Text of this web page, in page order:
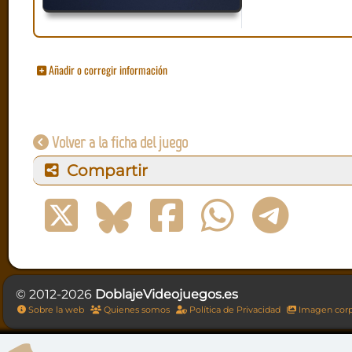
Añadir o corregir información
Volver a la ficha del juego
Compartir
© 2012-2026 DoblajeVideojuegos.es
Sobre la web Quienes somos Política de Privacidad Imagen